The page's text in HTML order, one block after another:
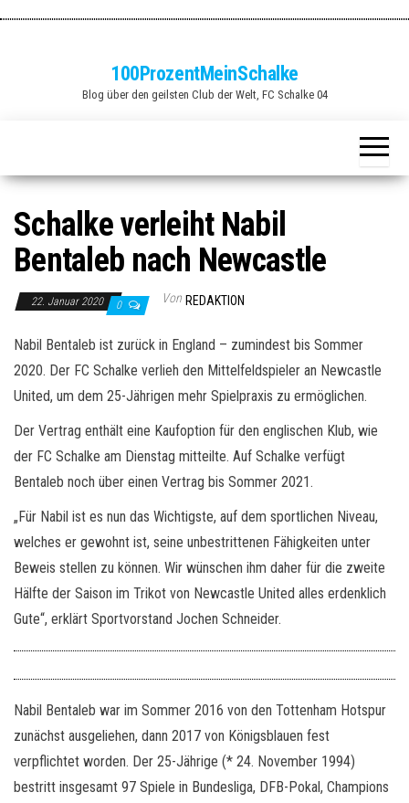
100ProzentMeinSchalke
Blog über den geilsten Club der Welt, FC Schalke 04
Schalke verleiht Nabil
Bentaleb nach Newcastle
22. Januar 2020 0 Von REDAKTION
Nabil Bentaleb ist zurück in England – zumindest bis Sommer
2020. Der FC Schalke verlieh den Mittelfeldspieler an Newcastle
United, um dem 25-Jährigen mehr Spielpraxis zu ermöglichen.
Der Vertrag enthält eine Kaufoption für den englischen Klub, wie
der FC Schalke am Dienstag mitteilte. Auf Schalke verfügt
Bentaleb noch über einen Vertrag bis Sommer 2021.
„Für Nabil ist es nun das Wichtigste, auf dem sportlichen Niveau,
welches er gewohnt ist, seine unbestrittenen Fähigkeiten unter
Beweis stellen zu können. Wir wünschen ihm daher für die zweite
Hälfte der Saison im Trikot von Newcastle United alles erdenklich
Gute“, erklärt Sportvorstand Jochen Schneider.
Nabil Bentaleb war im Sommer 2016 von den Tottenham Hotspur
zunächst ausgeliehen, dann 2017 von Königsblauen fest
verpflichtet worden. Der 25-Jährige (* 24. November 1994)
bestritt insgesamt 97 Spiele in Bundesliga, DFB-Pokal, Champions